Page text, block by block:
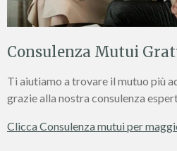
Consulenza Mutui
Ti aiutiamo a trovare il mutuo più
grazie alla nostra consulenza
Clicca Consulenza mutui per